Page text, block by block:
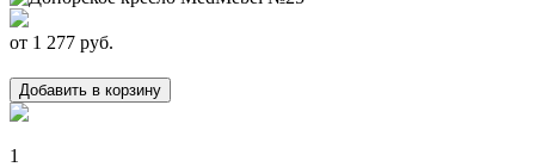
от 1 277 руб.
Добавить в корзину
1